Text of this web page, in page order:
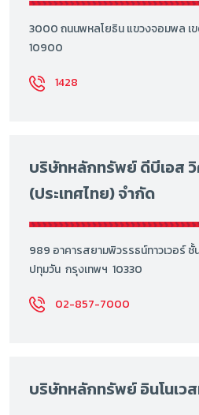
3000 ถนนพหลโยธิน แขวงจอมพล เ
10900
1428
บริษัทหลักทรัพย์ ดีบีเอส
(ประเทศไทย) จำกัด
989 อาคารสยามพิวรรธน์ทาวเวอร์ ชั้
ปทุมวัน กรุงเทพฯ 10330
02-857-7000
บริษัทหลักทรัพย์ อินโนเว